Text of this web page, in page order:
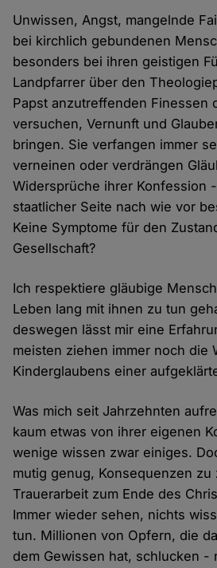
Unwissen, Angst, mangelnde
bei kirchlich gebundenen
besonders bei ihren geistigen
Landpfarrer über den
Papst anzutreffenden Finessen
versuchen, Vernunft und
bringen. Sie verfangen immer
verneinen oder verdrängen
Widersprüche ihrer Konfession
staatlicher Seite nach wie vor
Keine Symptome für den
Gesellschaft?
Ich respektiere gläubige
Leben lang mit ihnen zu tun
deswegen lässt mir eine
meisten ziehen immer noch die
Kinderglaubens einer
Was mich seit Jahrzehnten
kaum etwas von ihrer eigenen
wenige wissen zwar einiges.
mutig genug, Konsequenzen zu
Trauerarbeit zum Ende des
Immer wieder sehen, nichts
tun. Millionen von Opfern, die
dem Gewissen hat, schlucken -